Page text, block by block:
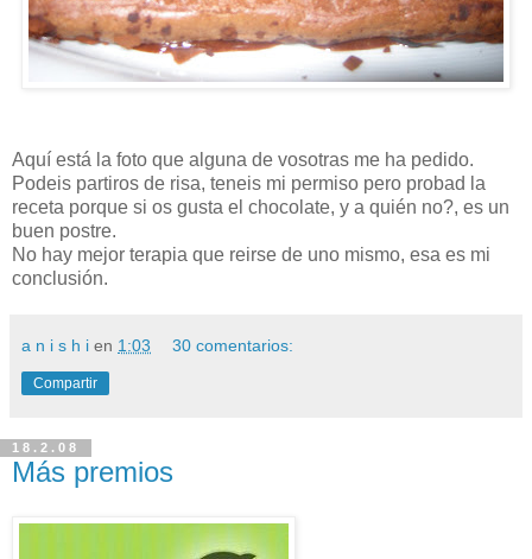
Aquí está la foto que alguna de vosotras me ha pedido.
Podeis partiros de risa, teneis mi permiso pero probad la
receta porque si os gusta el chocolate, y a quién no?, es un
buen postre.
No hay mejor terapia que reirse de uno mismo, esa es mi
conclusión.
a n i s h i en 1:03 30 comentarios:
Compartir
18.2.08
Más premios